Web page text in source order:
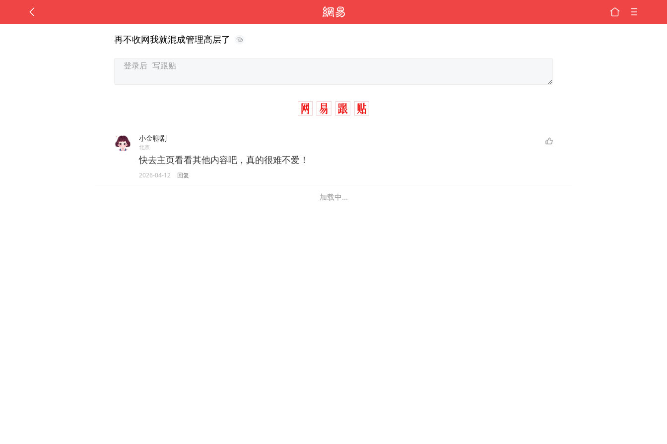
再不收网我就混成管理高层了
小金聊剧
北京
快去主页看看其他内容吧，真的很难不爱！
2026-04-12 回复
加载中...